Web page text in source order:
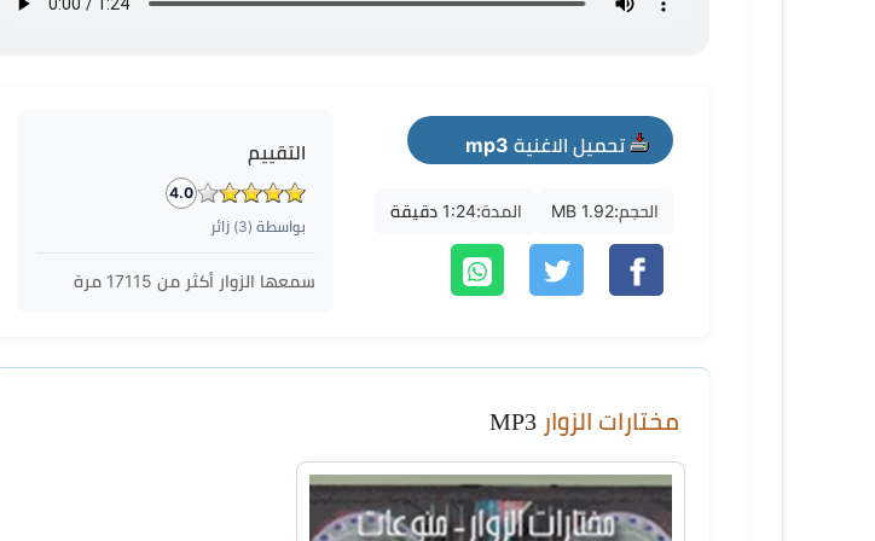
تحميل الاغنية mp3
الحجم:1.92 MB المدة:1:24 دقيقة
التقييم
4.0
بواسطة (3) زائر
سمعها الزوار أكثر من 17115 مرة
مختارات الزوار